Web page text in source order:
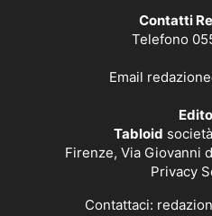
Contatti
Telefono
Email
Tabloid
Firenze, Via Giovanni
Privacy
Contattaci: